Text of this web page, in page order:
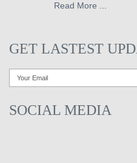
Read More ...
GET LASTEST
SOCIAL MEDIA